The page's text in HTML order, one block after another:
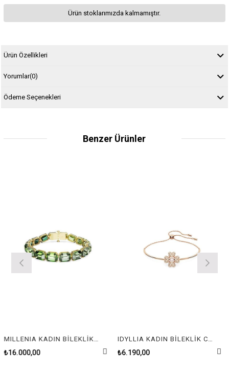
Ürün stoklarımızda kalmamıştır.
Ürün Özellikleri
Yorumlar(0)
Ödeme Seçenekleri
Benzer Ürünler
MILLENIA KADIN BİLEKLİK GRE/GOS M---
₺16.000,00
IDYLLIA KADIN BİLEKLİK CLOVER SILK/ROS Size M
₺6.190,00